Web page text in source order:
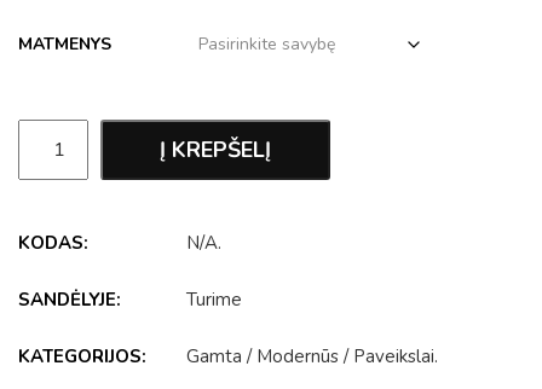
MATMENYS
Į KREPŠELĮ
KODAS: N/A.
SANDĖLYJE: Turime
KATEGORIJOS: Gamta / Modernūs / Paveikslai.